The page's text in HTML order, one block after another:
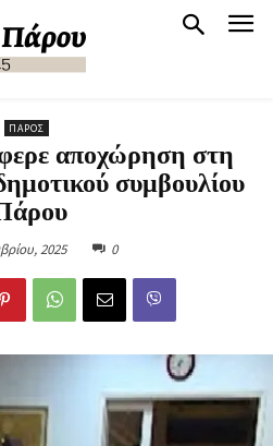
ΠΆΡΟΣ
αποχώρηση στη
συμβουλίου
2025 0